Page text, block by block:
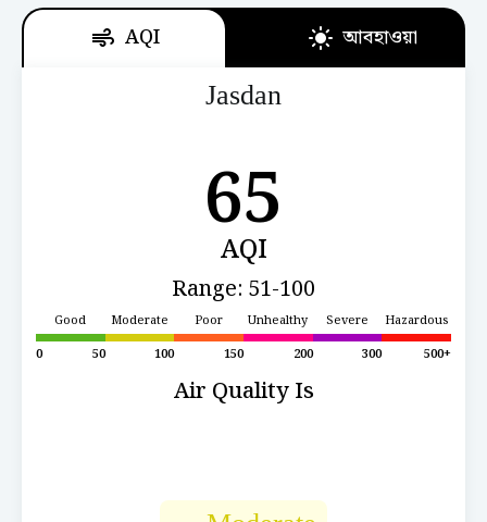
AQI
আবহাওয়া
Jasdan
65
AQI
Range: 51-100
Good
0
50
Moderate
100
Poor
150
Unhealthy
200
Severe
300
Hazardous
500+
Air Quality Is